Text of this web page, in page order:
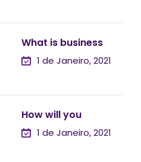
What is business
1 de Janeiro, 2021
How will you
1 de Janeiro, 2021